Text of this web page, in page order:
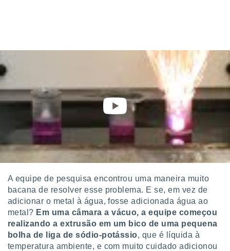
A equipe de pesquisa encontrou uma maneira muito
bacana de resolver esse problema. E se, em vez de
adicionar o metal à água, fosse adicionada água ao
metal? Em uma câmara a vácuo, a equipe começou
realizando a extrusão em um bico de uma pequena
bolha de liga de sódio-potássio, que é líquida à
temperatura ambiente, e com muito cuidado adicionou